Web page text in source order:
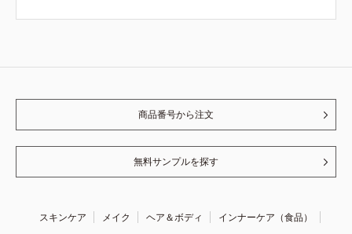
商品番号から注文
無料サンプルを探す
スキンケア メイク ヘア＆ボディ
インナーケア（食品）